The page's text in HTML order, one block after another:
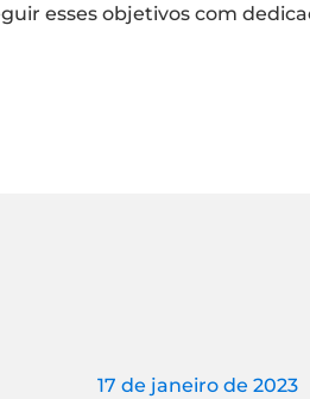
esses objetivos com
17 de janeiro de 2023